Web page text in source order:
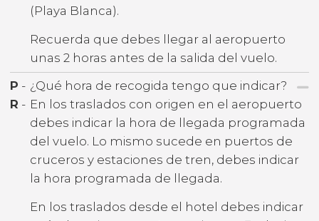
(Playa Blanca).
Recuerda que debes llegar al aeropuerto
unas 2 horas antes de la salida del vuelo.
P - ¿Qué hora de recogida tengo que indicar?
R - En los traslados con origen en el aeropuerto
debes indicar la hora de llegada programada
del vuelo. Lo mismo sucede en puertos de
cruceros y estaciones de tren, debes indicar
la hora programada de llegada.
En los traslados desde el hotel debes indicar